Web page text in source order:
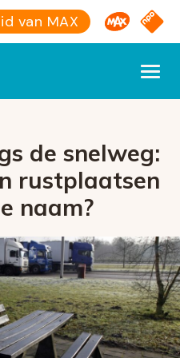
van MAX Omroep
NPO
de snelweg:
rustplaatsen
naam?